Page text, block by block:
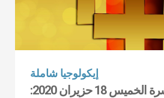
إيكولوجيا شاملة
عناوين نشرة الخميس 18 حزيران 2020: